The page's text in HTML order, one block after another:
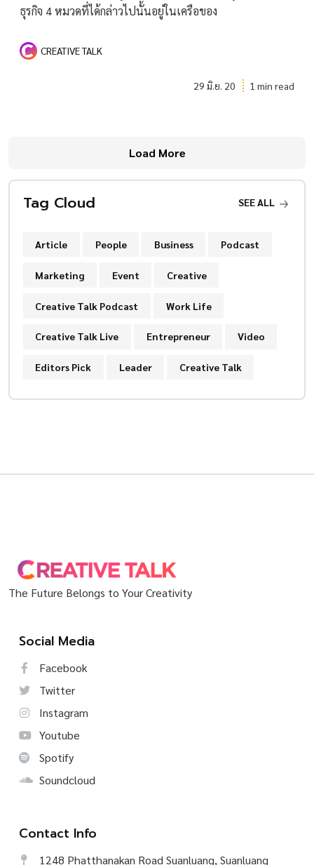
ธุรกิจ 4 หมวดที่ได้กล่าวไปนั้นอยู่ในเครือของ
CREATIVE TALK
29 มิ.ย. 20 1 min read
Load More
Tag Cloud SEE ALL
Article People Business Podcast
Marketing Event Creative
Creative Talk Podcast Work Life
Creative Talk Live Entrepreneur Video
Editors Pick Leader Creative Talk
The Future Belongs to Your Creativity
Social Media
Facebook
Twitter
Instagram
Youtube
Spotify
Soundcloud
Contact Info
1248 Phatthanakan Road Suanluang, Suanluang